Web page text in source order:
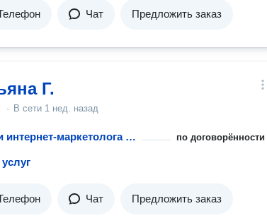
Чат Предложить заказ
Г.
· В сети 1 нед. назад
Услуги интернет-маркетолога по настройке Google AdWords по договорённости
Чат Предложить заказ